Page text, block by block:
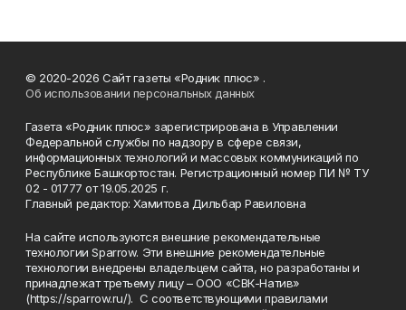
© 2020-2026 Сайт газеты «Родник плюс» .
Об использовании персональных данных
Газета «Родник плюс» зарегистрирована в Управлении
Федеральной службы по надзору в сфере связи,
информационных технологий и массовых коммуникаций по
Республике Башкортостан. Регистрационный номер ПИ № ТУ
02 - 01777 от 19.05.2025 г.
Главный редактор: Хамитова Дильбар Равиловна
На сайте используются внешние рекомендательные
технологии Sparrow. Эти внешние рекомендательные
технологии внедрены владельцем сайта, но разработаны и
принадлежат третьему лицу – ООО «СВК-Натив»
(https://sparrow.ru/). С соответствующими правилами